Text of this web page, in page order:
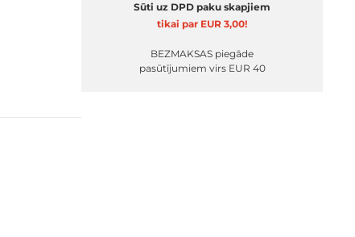
Sūti uz DPD paku skapjiem
tikai par EUR 3,00!
BEZMAKSAS piegāde
pasūtījumiem virs EUR 40